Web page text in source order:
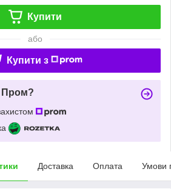
Купити
або
Купити з
Пром?
Доставка Оплата Умови